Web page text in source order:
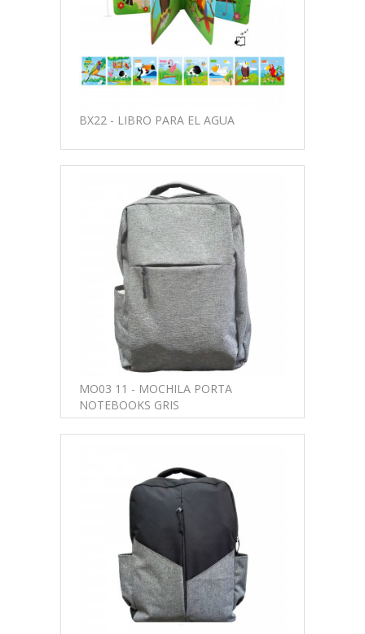
BX22 - LIBRO PARA EL AGUA
MO03 11 - MOCHILA PORTA
NOTEBOOKS GRIS